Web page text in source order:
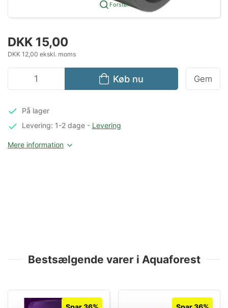
Forstør
DKK 15,00
DKK 12,00 ekskl. moms
Køb nu Gem
På lager
Levering: 1-2 dage- Levering
Mere information
Bestsælgende varer i Aquaforest